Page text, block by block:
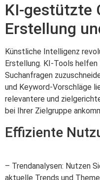
KI-gestützte
Erstellung
Künstliche Intelligenz
Erstellung. KI-Tools
Suchanfragen
und Keyword-Vorschläge
relevantere und
bei Ihrer Zielgruppe
Effiziente
– Trendanalysen: Nutzen
aktuelle Trends und